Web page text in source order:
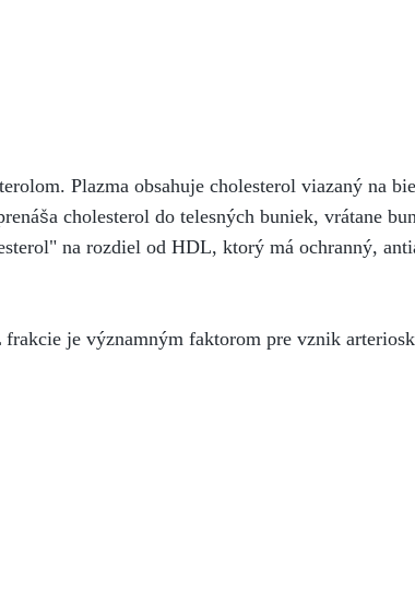
Plazma obsahuje cholesterol viazaný na
cholesterol do telesných buniek, vrátane
na rozdiel od HDL, ktorý má ochranný,
je významným faktorom pre vznik